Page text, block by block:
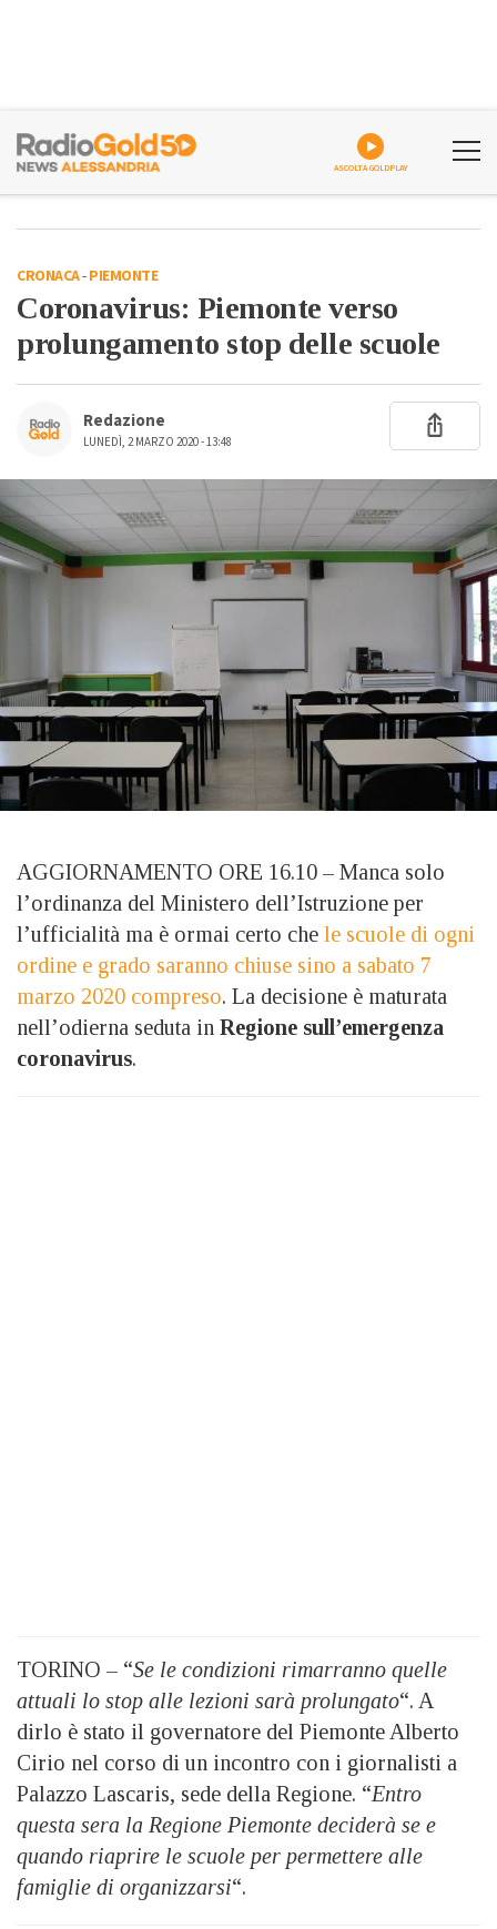
ASCOLTA GOLDPLAY
CRONACA-PIEMONTE
Coronavirus: Piemonte verso
prolungamento stop delle scuole
Redazione
LUNEDÌ, 2 MARZO 2020 - 13:48
AGGIORNAMENTO ORE 16.10 – Manca solo
l’ordinanza del Ministero dell’Istruzione per
l’ufficialità ma è ormai certo che le scuole di ogni
ordine e grado saranno chiuse sino a sabato 7
marzo 2020 compreso. La decisione è maturata
nell’odierna seduta in Regione sull’emergenza
coronavirus.
TORINO – “Se le condizioni rimarranno quelle
attuali lo stop alle lezioni sarà prolungato“. A
dirlo è stato il governatore del Piemonte Alberto
Cirio nel corso di un incontro con i giornalisti a
Palazzo Lascaris, sede della Regione. “Entro
questa sera la Regione Piemonte deciderà se e
quando riaprire le scuole per permettere alle
famiglie di organizzarsi“.